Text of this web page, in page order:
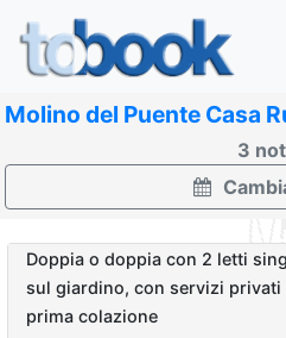
Molino del Puente Casa
3
Doppia o doppia con 2 letti
sul giardino, con servizi privati
prima colazione